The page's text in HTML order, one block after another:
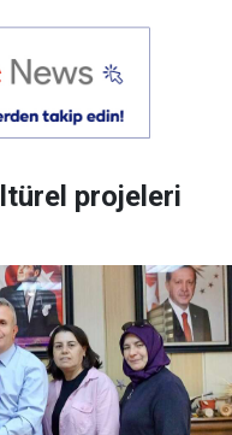
projeleri